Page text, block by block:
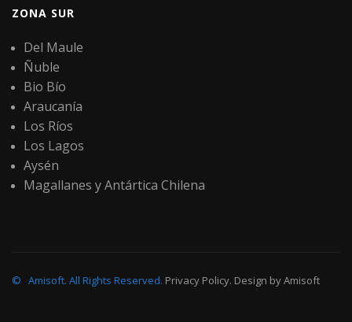
ZONA SUR
Del Maule
Ñuble
Bio Bío
Araucanía
Los Ríos
Los Lagos
Aysén
Magallanes y Antártica Chilena
© Amisoft. All Rights Reserved. Privacy Policy. Design byAmisoft